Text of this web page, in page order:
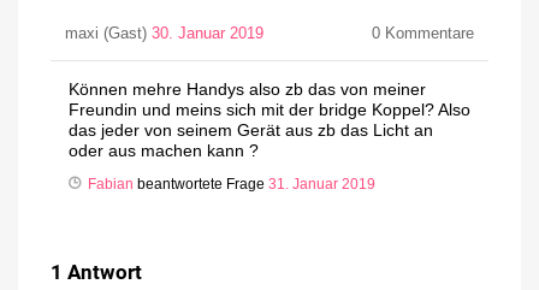
maxi (Gast) 30. Januar 2019 0 Kommentare
Können mehre Handys also zb das von meiner
Freundin und meins sich mit der bridge Koppel? Also
das jeder von seinem Gerät aus zb das Licht an
oder aus machen kann ?
Fabian beantwortete Frage 31. Januar 2019
1 Antwort